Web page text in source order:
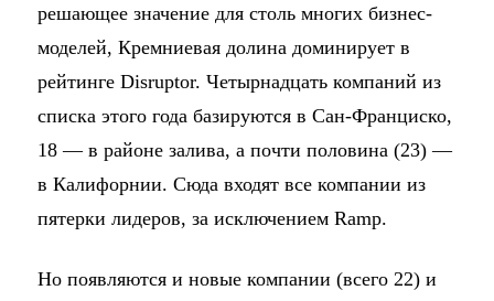
решающее значение для столь многих бизнес-
моделей, Кремниевая долина доминирует в
рейтинге Disruptor. Четырнадцать компаний из
списка этого года базируются в Сан-Франциско,
18 — в районе залива, а почти половина (23) —
в Калифорнии. Сюда входят все компании из
пятерки лидеров, за исключением Ramp.
Но появляются и новые компании (всего 22) и